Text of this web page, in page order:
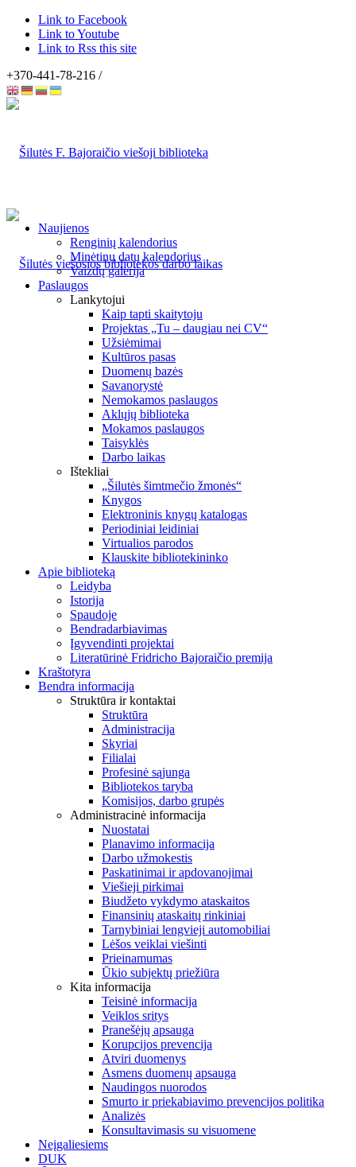
Link to Facebook
Link to Youtube
Link to Rss this site
+370-441-78-216 /
Naujienos
Renginių kalendorius
Minėtinų datų kalendorius
Vaizdų galerija
Paslaugos
Lankytojui
Kaip tapti skaitytoju
Projektas „Tu – daugiau nei CV“
Užsiėmimai
Kultūros pasas
Duomenų bazės
Savanorystė
Nemokamos paslaugos
Aklųjų biblioteka
Mokamos paslaugos
Taisyklės
Darbo laikas
Ištekliai
„Šilutės šimtmečio žmonės“
Knygos
Elektroninis knygų katalogas
Periodiniai leidiniai
Virtualios parodos
Klauskite bibliotekininko
Apie biblioteką
Leidyba
Istorija
Spaudoje
Bendradarbiavimas
Įgyvendinti projektai
Literatūrinė Fridricho Bajoraičio premija
Kraštotyra
Bendra informacija
Struktūra ir kontaktai
Struktūra
Administracija
Skyriai
Filialai
Profesinė sąjunga
Bibliotekos taryba
Komisijos, darbo grupės
Administracinė informacija
Nuostatai
Planavimo informacija
Darbo užmokestis
Paskatinimai ir apdovanojimai
Viešieji pirkimai
Biudžeto vykdymo ataskaitos
Finansinių ataskaitų rinkiniai
Tarnybiniai lengvieji automobiliai
Lėšos veiklai viešinti
Prieinamumas
Ūkio subjektų priežiūra
Kita informacija
Teisinė informacija
Veiklos sritys
Pranešėjų apsauga
Korupcijos prevencija
Atviri duomenys
Asmens duomenų apsauga
Naudingos nuorodos
Smurto ir priekabiavimo prevencijos politika
Analizės
Konsultavimasis su visuomene
Neįgaliesiems
DUK